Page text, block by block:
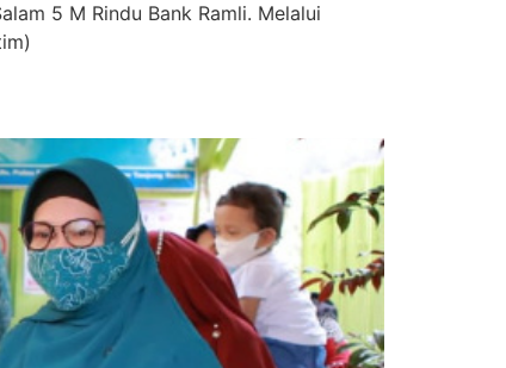
5 M Rindu Bank Ramli. Melalui